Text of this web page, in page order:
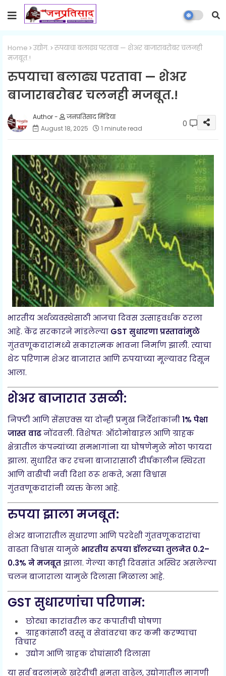
Home उद्योग.
रुपयाचा बलाढ्य परतावा — शेअर बाजाराबरोबर चलनही
मजबूत.!
रुपयाचा बलाढ्य परतावा — शेअर
बाजाराबरोबर चलनही मजबूत.!
जनप्रतिसाद मिडिया
August 18, 2025
1 minute read 0
भारतीय अर्थव्यवस्थेसाठी आजचा दिवस उत्साहवर्धक ठरला
आहे. केंद्र सरकारने मांडलेल्या GST सुधारणा प्रस्तावांमुळे
गुंतवणूकदारांमध्ये सकारात्मक भावना निर्माण झाली. त्याचा
थेट परिणाम शेअर बाजारात आणि रुपयाच्या मूल्यावर दिसून
आला.
शेअर बाजारात उसळी:
निफ्टी आणि सेंसएक्स या दोन्ही प्रमुख निर्देशांकांनी1% पेक्षा
जास्त वाढनोंदवली. विशेषतः ऑटोमोबाइल आणि ग्राहक
क्षेत्रातील कंपन्यांच्या समभागांना या घोषणेमुळे मोठा फायदा
झाला. सुधारित कर रचना बाजारासाठी दीर्घकालीन स्थिरता
आणि वाढीची नवी दिशा ठरू शकते, असा विश्वास
गुंतवणूकदारांनी व्यक्त केला आहे.
रुपया झाला मजबूत:
शेअर बाजारातील सुधारणा आणि परदेशी गुंतवणूकदारांचा
वाढता विश्वास यामुळे भारतीय रुपया डॉलरच्या तुलनेत 0.2–
0.3% ने मजबूतझाला. गेल्या काही दिवसांत अस्थिर असलेल्या
चलन बाजाराला यामुळे दिलासा मिळाला आहे.
GST सुधारणांचा परिणाम:
छोट्या कारांवरील कर कपातीची घोषणा
ग्राहकांसाठी वस्तू व सेवांवरचा कर कमी करण्याचा
विचार
उद्योग आणि ग्राहक दोघांसाठी दिलासा
या सर्व बदलांमुळे खरेदीची क्षमता वाढेल, उद्योगातील मागणी